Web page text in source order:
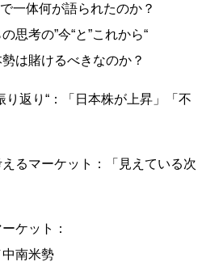
体何が語られたのか？
考の”今“と”これから“
賭けるべきなのか？
返り“：「日本株が上昇」「不
るマーケット：「見えている次
ケット：
南米勢